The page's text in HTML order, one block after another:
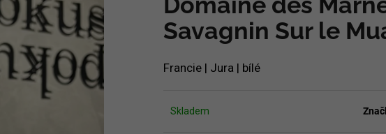
je
0,0
z
hvězdiček.
Savagnin Sur le
Francie | Jura | bílé
Skladem
Doporučujeme